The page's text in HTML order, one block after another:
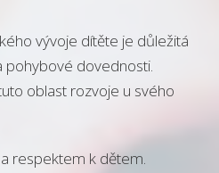
vývoje dítěte je důležitá
pohybové dovednosti.
oblast rozvoje u svého
respektem k dětem.